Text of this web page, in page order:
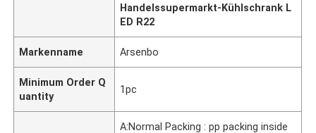
Handelssupermarkt-Kühlschrank L
ED R22
Markenname Arsenbo
Minimum Order Q
uantity
1pc
A:Normal Packing : pp packing inside